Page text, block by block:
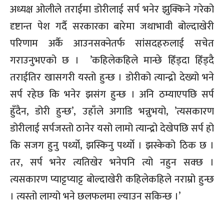
अध्यक्ष ओलीले तराईमा डोरीलाई सर्प भनेर झुक्किने गरेको
दृष्टान्त पेश गर्दै सरकारका बारेमा जथाभावी बोल्दाखेरी
परिणाम अर्कै आउनसक्नेतर्फ सांसदहरुलाई सचेत
गराउनुभएको छ । ’कहिलेकहिले मान्छे हिँड्दा हिँड्दै
तराईतिर खासगरी यस्तो हुन्छ । डोरीको त्यान्द्रो देख्यो भने
सर्प रहेछ कि भनेर झसंग हुन्छ । अनि ठम्याएपछि सर्प
हुँदैन, डोरी हुन्छ’, उहाँले अगाडि भन्नुभयो, ’त्यसकारण
डोरीलाई सर्पजस्तो ठानेर यसो लामो त्यान्द्रो देखेपछि सर्प हो
कि सजग हुनु पर्थ्यो, झस्किनु पर्थ्यो । झस्केको ठिक छ ।
तर, सर्प भनेर त्यतिखेर भनेपनि त्यो नहुन सक्छ ।
त्यसकारण प्याट्टप्याट्ट बोल्दाखेरी कहिलेकहिले नराम्रो हुन्छ
। त्यस्तो लाग्यो भने छलफलमा ल्याउन सकिन्छ ।’